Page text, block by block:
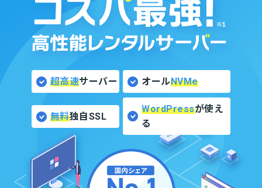
超高速サーバー オールNVMe
無料独自SSL
WordPressが使え
る